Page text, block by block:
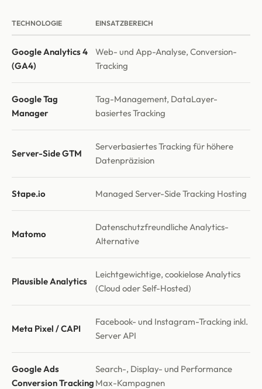
TECHNOLOGIE EINSATZBEREICH
Google Analytics 4
(GA4)
Web- und App-Analyse, Conversion-
Tracking
Google Tag
Manager
Tag-Management, DataLayer-
basiertes Tracking
Server-Side GTM
Serverbasiertes Tracking für höhere
Datenpräzision
Stape.io Managed Server-Side Tracking Hosting
Matomo
Datenschutzfreundliche Analytics-
Alternative
Plausible Analytics
Leichtgewichtige, cookielose Analytics
(Cloud oder Self-Hosted)
Meta Pixel / CAPI
Facebook- und Instagram-Tracking inkl.
Server API
Google Ads
Conversion Tracking
Search-, Display- und Performance
Max-Kampagnen